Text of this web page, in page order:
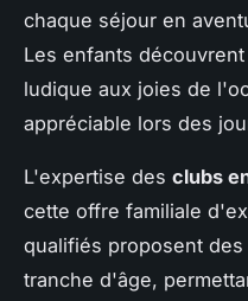
chaque séjour en
Les enfants
ludique aux joies de
appréciable lors des
L'expertise des clubs
cette offre familiale
qualifiés proposent
tranche d'âge,